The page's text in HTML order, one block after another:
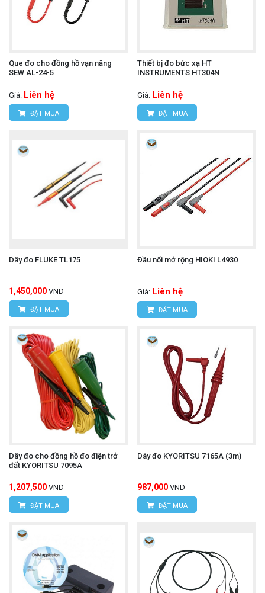
Que đo cho đồng hồ vạn năng
SEW AL-24-5
Giá: Liên hệ
ĐẶT MUA
Thiết bị đo bức xạ HT
INSTRUMENTS HT304N
Giá: Liên hệ
ĐẶT MUA
Dây đo FLUKE TL175
1,450,000 VND
ĐẶT MUA
Đầu nối mở rộng HIOKI L4930
Giá: Liên hệ
ĐẶT MUA
Dây đo cho đồng hồ đo điện trở
đất KYORITSU 7095A
1,207,500 VND
ĐẶT MUA
Dây đo KYORITSU 7165A (3m)
987,000 VND
ĐẶT MUA